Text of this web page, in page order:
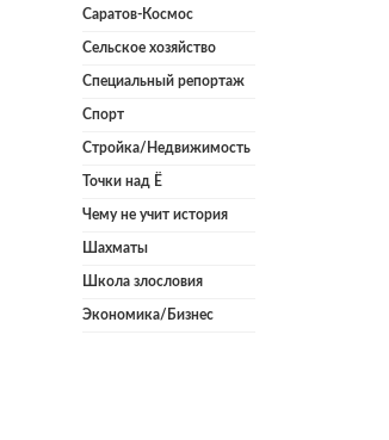
Саратов-Космос
Сельское хозяйство
Специальный репортаж
Спорт
Стройка/Недвижимость
Точки над Ё
Чему не учит история
Шахматы
Школа злословия
Экономика/Бизнес